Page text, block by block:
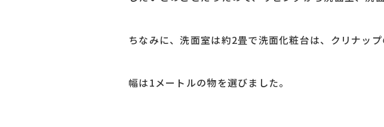
ちなみに、洗面室は約2畳で洗面化粧台は、クリナッ
幅は1メートルの物を選びました。